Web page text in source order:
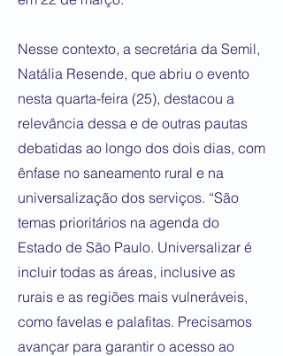
Nesse contexto, a secretária da Semil,
Natália Resende, que abriu o evento
nesta quarta-feira (25), destacou a
relevância dessa e de outras pautas
debatidas ao longo dos dois dias, com
ênfase no saneamento rural e na
universalização dos serviços. “São
temas prioritários na agenda do
Estado de São Paulo. Universalizar é
incluir todas as áreas, inclusive as
rurais e as regiões mais vulneráveis,
como favelas e palafitas. Precisamos
avançar para garantir o acesso ao